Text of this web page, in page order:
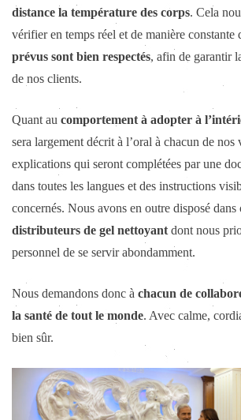
distance la température des corps. Cela
vérifier en temps réel et de manière constante
prévus sont bien respectés, afin de garantir
de nos clients.
Quant au comportement à adopter à
sera largement décrit à l’oral à chacun de nos
explications qui seront complétées par une
dans toutes les langues et des instructions
concernés. Nous avons en outre disposé dans
distributeurs de gel nettoyant dont nous
personnel de se servir abondamment.
Nous demandons donc à chacun de
la santé de tout le monde. Avec calme,
bien sûr.